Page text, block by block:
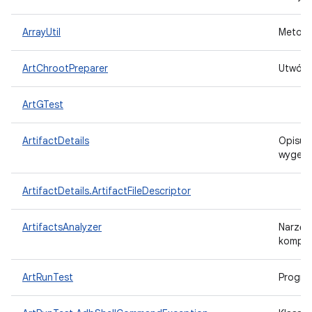
ArrayUtil
ArtChrootPreparer
ArtGTest
ArtifactDetails
ArtifactDetails.ArtifactFileDescriptor
ArtifactsAnalyzer
ArtRunTest